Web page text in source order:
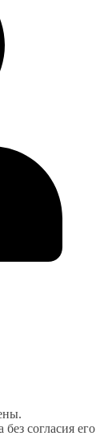
согласия его